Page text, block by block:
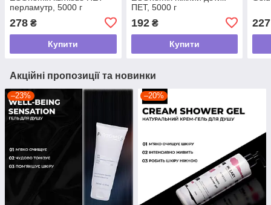
перламутр, 5000 г
278 ₴
Купити
ПЕТ, 5000 г
192₴
Купити
227
Акційні пропозиції та новинки
–23% –20%